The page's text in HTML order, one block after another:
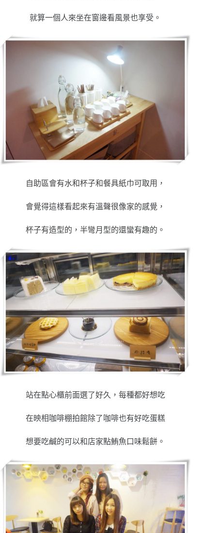
就算一個人來坐在窗邊看風景也享受。
自助區會有水和杯子和餐具紙巾可取用，
會覺得這樣看起來有溫聲很像家的感覺，
杯子有造型的，半彎月型的還蠻有趣的。
站在點心櫃前面選了好久，每種都好想吃
在映相咖啡棚拍館除了咖啡也有好吃蛋糕
想要吃鹹的可以和店家點鮪魚口味鬆餅。